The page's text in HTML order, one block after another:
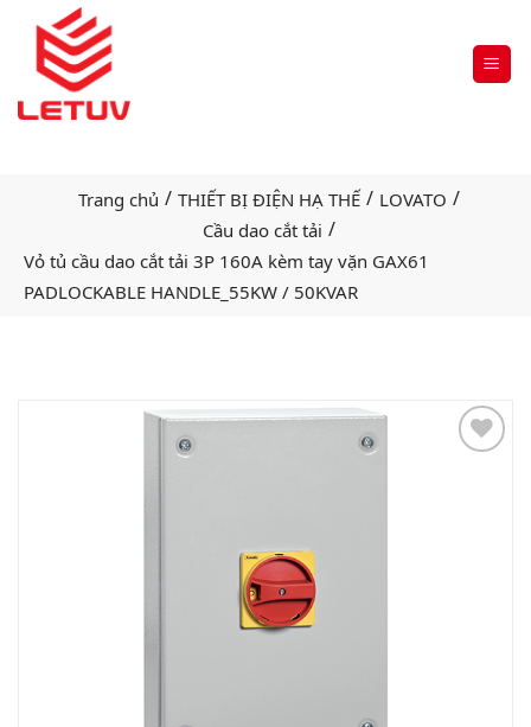
Trang chủ / THIẾT BỊ ĐIỆN HẠ THẾ / LOVATO /
Cầu dao cắt tải /
Vỏ tủ cầu dao cắt tải 3P 160A kèm tay vặn GAX61
PADLOCKABLE HANDLE_55KW / 50KVAR